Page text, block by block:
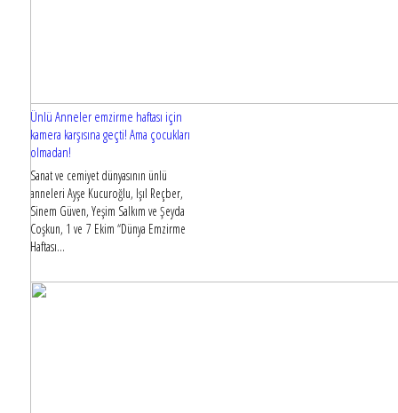
Ünlü Anneler emzirme haftası için
kamera karşısına geçti! Ama çocukları
olmadan!
Sanat ve cemiyet dünyasının ünlü
anneleri Ayşe Kucuroğlu, Işıl Reçber,
Sinem Güven, Yeşim Salkım ve Şeyda
Coşkun, 1 ve 7 Ekim “Dünya Emzirme
Haftası...